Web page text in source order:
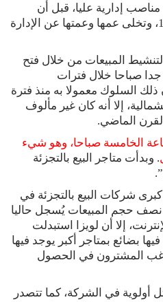
مناصب إدارية عليا، قبل أن
تصبح مديرة تنفيذية عام 1991، وتخلى عمها وعمتها عن الإدارة
المبيعات من خلال فتح
صباحا خلال فترات
ذلك السلوك معمولا به منذ فترة
إلا أنه كان غير مألوف
الماضي.
الخامسة صباحا، وهو شيء
. وبدأت متاجر البيع بالتجزئة
شركات البيع بالتجزئة في
نصف حجم المبيعات يُسجل حاليا
إلا أن لويزا استبدلت
بضائع بمتاجر أكبر يوجد فيها
المشترون في الحصول
أولوية في الشركة، كما تتصدر